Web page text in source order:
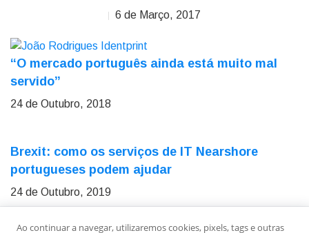
6 de Março, 2017
“O mercado português ainda está muito mal
servido”
24 de Outubro, 2018
Brexit: como os serviços de IT Nearshore
portugueses podem ajudar
24 de Outubro, 2019
Sobre Nós Ficha Técnica Estatuto Editorial
Ao continuar a navegar, utilizaremos cookies, pixels, tags e outras